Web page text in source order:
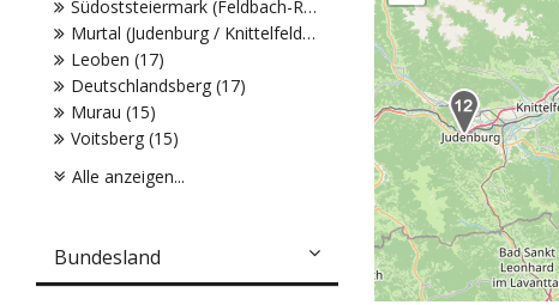
Südoststeiermark (Feldbach-Radkersburg) (21)
Murtal (Judenburg / Knittelfeld) (19)
Leoben (17)
Deutschlandsberg (17)
Murau (15)
Voitsberg (15)
Alle anzeigen...
Bundesland